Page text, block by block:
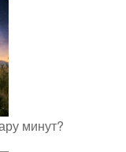
минут?